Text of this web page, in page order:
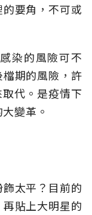
要角，不可或
染的風險可不
期的風險，許
代。是疫情下
變革。
太平？目前的
貼上大明星的